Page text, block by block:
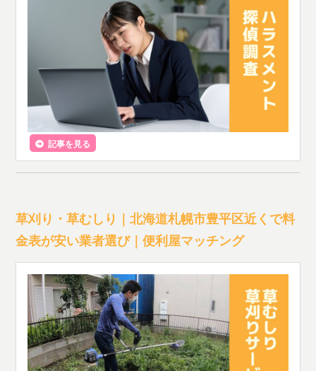
記事を見る
草刈り・草むしり｜北海道札幌市豊平区近くで料
金表が安い業者選び｜便利屋マッチング